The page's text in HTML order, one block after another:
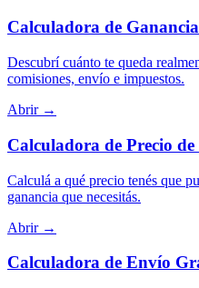
Calculadora de
Descubrí cuánto te queda
comisiones, envío e impuestos.
Abrir →
Calculadora de Precio
Calculá a qué precio tenés que
ganancia que necesitás.
Abrir →
Calculadora de Envío